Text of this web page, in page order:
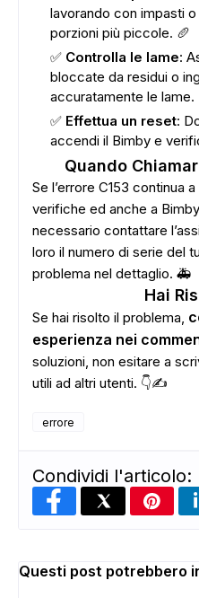
lavorando con impasti
porzioni più piccole. 🥖
✅ Controlla le lame:
bloccate da residui o
accuratamente le lame.
✅ Effettua un reset:
accendi il Bimby e
Quando
Se l’errore C153 continua
verifiche ed anche a
necessario contattare
loro il numero di serie del
problema nel dettaglio. 🚑
Hai
Se hai risolto il problema,
esperienza nei
soluzioni, non esitare a
utili ad altri utenti. 👇✍️
errore
Condividi l'articolo:
Questi post potrebbero